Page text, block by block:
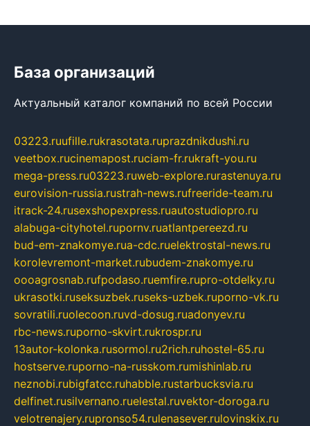
База организаций
Актуальный каталог компаний по всей России
03223.ruufille.rukrasotata.ruprazdnikdushi.ru
veetbox.rucinemapost.ruciam-fr.rukraft-you.ru
mega-press.ru03223.ruweb-explore.rurastenuya.ru
eurovision-russia.rustrah-news.rufreeride-team.ru
itrack-24.rusexshopexpress.ruautostudiopro.ru
alabuga-cityhotel.rupornv.ruatlantpereezd.ru
bud-em-znakomye.rua-cdc.ruelektrostal-news.ru
korolevremont-market.rubudem-znakomye.ru
oooagrosnab.rufpodaso.ruemfire.rupro-otdelky.ru
ukrasotki.ruseksuzbek.ruseks-uzbek.ruporno-vk.ru
sovratili.ruolecoon.ruvd-dosug.ruadonyev.ru
rbc-news.ruporno-skvirt.rukrospr.ru
13autor-kolonka.rusormol.ru2rich.ruhostel-65.ru
hostserve.ruporno-na-russkom.rumishinlab.ru
neznobi.rubigfatcc.ruhabble.rustarbucksvia.ru
delfinet.rusilvernano.ruelestal.ruvektor-doroga.ru
velotrenajery.rupronso54.rulenasever.rulovinskix.ru